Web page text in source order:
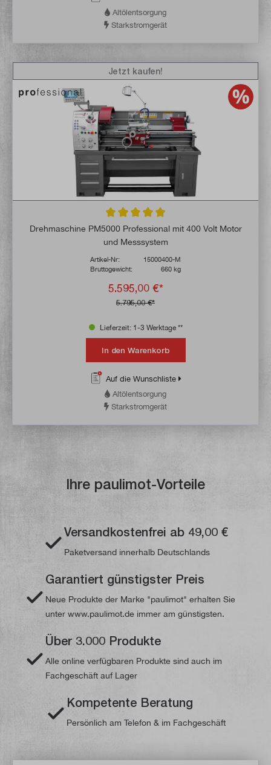
Altölentsorgung
Starkstromgerät
Durchschnittliche Bewertung von 4.8 von
Drehmaschine PM5000 Professional mit 400 Volt Motor
und Messsystem
Artikel-Nr:
15000400-M
Bruttogewicht:
660 kg
5.595,00 €*
5.795,00 €*
Jetzt kaufen!
Lieferzeit: 1-3 Werktage **
In den Warenkorb
Auf die Wunschliste
Altölentsorgung
Starkstromgerät
Ihre paulimot-Vorteile
Versandkostenfrei ab 49,00 €
Paketversand innerhalb Deutschlands
Garantiert günstigster Preis
Neue Produkte der Marke "paulimot" erhalten Sie
unter www.paulimot.de immer am günstigsten.
Über 3.000 Produkte
Alle online verfügbaren Produkte sind auch im
Fachgeschäft auf Lager
Kompetente Beratung
Persönlich am Telefon & im Fachgeschäft